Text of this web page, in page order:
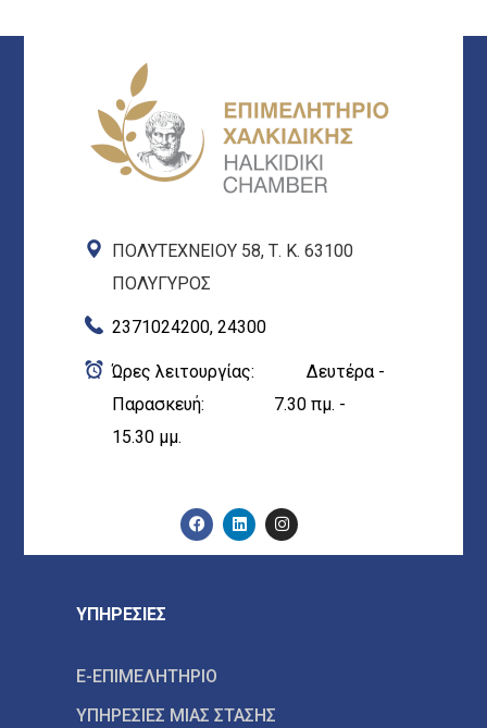
ΠΟΛΥΤΕΧΝΕΙΟΥ 58, Τ. Κ. 63100
ΠΟΛΥΓΥΡΟΣ
2371024200, 24300
Ώρες λειτουργίας: Δευτέρα -
Παρασκευή: 7.30 πμ. -
15.30 μμ.
ΥΠΗΡΕΣΙΕΣ
E-ΕΠΙΜΕΛΗΤΗΡΙΟ
ΥΠΗΡΕΣΙΕΣ ΜΙΑΣ ΣΤΑΣΗΣ